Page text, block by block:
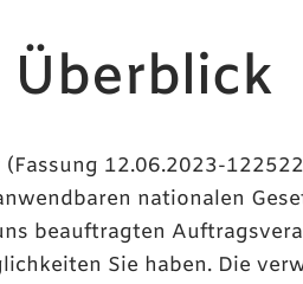
12.06.2023-
nationalen
beauftragten
Sie haben. Die